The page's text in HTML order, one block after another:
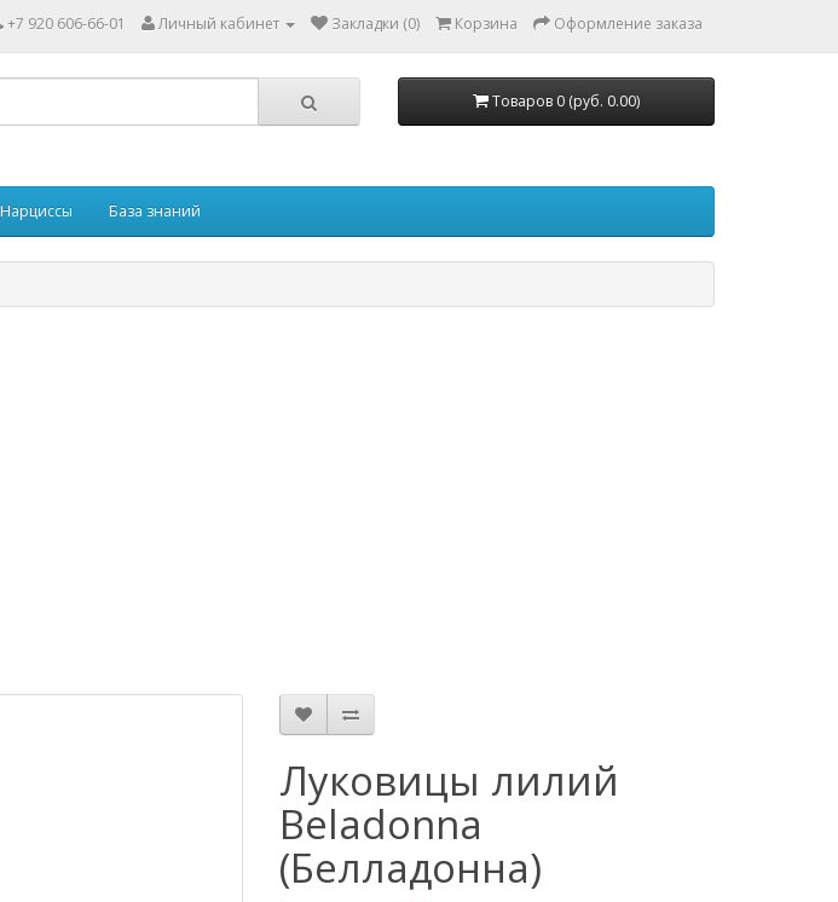
+7 920 606-66-01 Личный кабинет Закладки (0) Корзина Оформление заказа
Товаров 0 (руб. 0.00)
Нарциссы База знаний
Луковицы лилий
Beladonna
(Белладонна)